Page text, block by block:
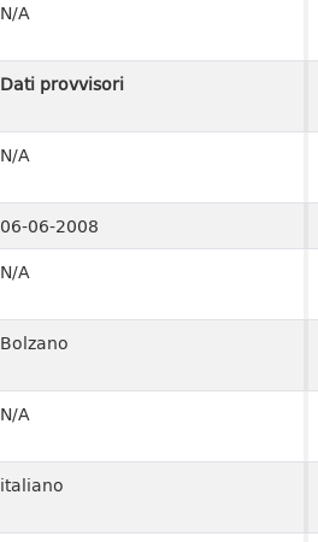
N/A
Dati provvisori
N/A
06-06-2008
N/A
Bolzano
N/A
italiano